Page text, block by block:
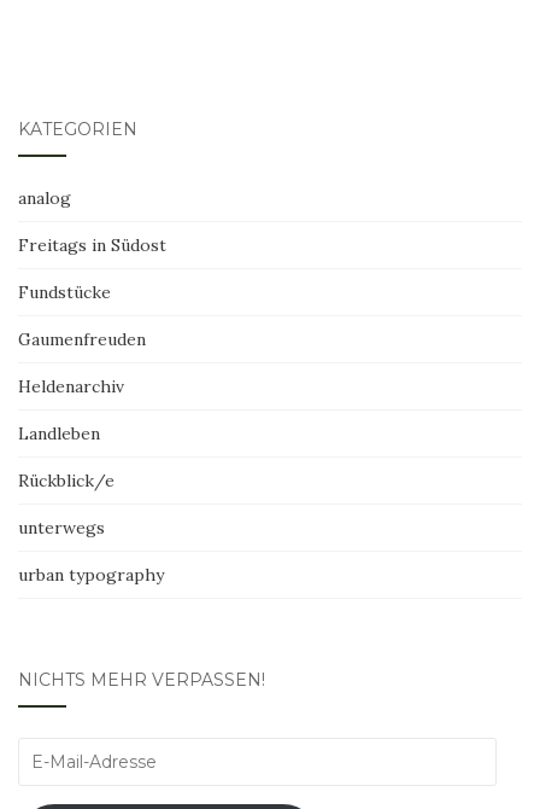
KATEGORIEN
analog
Freitags in Südost
Fundstücke
Gaumenfreuden
Heldenarchiv
Landleben
Rückblick/e
unterwegs
urban typography
NICHTS MEHR VERPASSEN!
E-